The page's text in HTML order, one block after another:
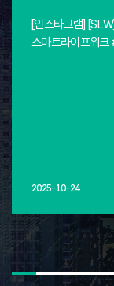
[인스타그램]
스마트라이프위
2025-10-24